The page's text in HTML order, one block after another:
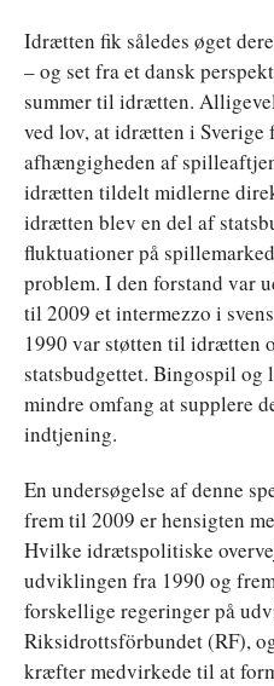
Idrætten fik således øget
– og set fra et dansk
summer til idrætten.
ved lov, at idrætten i
afhængigheden af
idrætten tildelt midlerne
idrætten blev en del af
fluktuationer på
problem. I den forstand var
til 2009 et intermezzo i
1990 var støtten til idrætten
statsbudgettet. Bingospil
mindre omfang at supplere
indtjening.
En undersøgelse af denne
frem til 2009 er hensigten
Hvilke idrætspolitiske
udviklingen fra 1990 og
forskellige regeringer på
Riksidrottsförbundet (RF),
kræfter medvirkede til at